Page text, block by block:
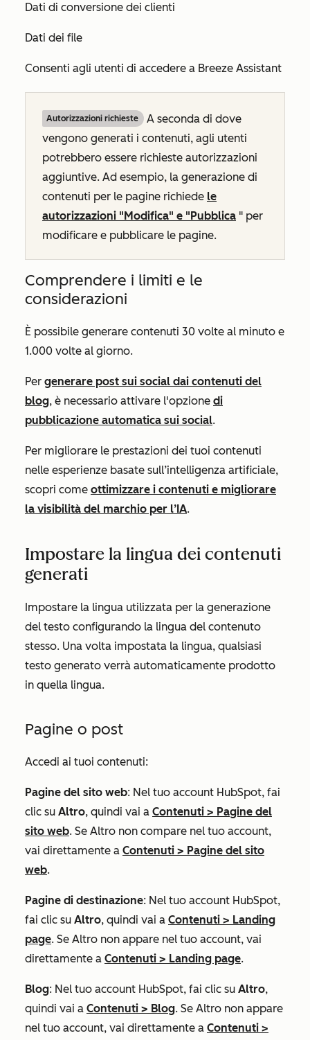
Dati di conversione dei clienti
Dati dei file
Consenti agli utenti di accedere a Breeze Assistant
Autorizzazioni richieste
A seconda di dove
vengono generati i contenuti, agli utenti
potrebbero essere richieste autorizzazioni
aggiuntive. Ad esempio, la generazione di
contenuti per le pagine richiede le
autorizzazioni "Modifica" e "Pubblica " per
modificare e pubblicare le pagine.
Comprendere i limiti e le
considerazioni
È possibile generare contenuti 30 volte al minuto e
1.000 volte al giorno.
Per generare post sui social dai contenuti del
blog, è necessario attivare l'opzione di
pubblicazione automatica sui social.
Per migliorare le prestazioni dei tuoi contenuti
nelle esperienze basate sull’intelligenza artificiale,
scopri come ottimizzare i contenuti e migliorare
la visibilità del marchio per l’IA.
Impostare la lingua dei contenuti
generati
Impostare la lingua utilizzata per la generazione
del testo configurando la lingua del contenuto
stesso. Una volta impostata la lingua, qualsiasi
testo generato verrà automaticamente prodotto
in quella lingua.
Pagine o post
Accedi ai tuoi contenuti:
Pagine del sito web: Nel tuo account HubSpot, fai
clic su Altro, quindi vai a Contenuti > Pagine del
sito web. Se Altro non compare nel tuo account,
vai direttamente a Contenuti > Pagine del sito
web.
Pagine di destinazione: Nel tuo account HubSpot,
fai clic su Altro, quindi vai a Contenuti > Landing
page. Se Altro non appare nel tuo account, vai
direttamente a Contenuti > Landing page.
Blog: Nel tuo account HubSpot, fai clic su Altro,
quindi vai a Contenuti > Blog. Se Altro non appare
nel tuo account, vai direttamente a Contenuti >